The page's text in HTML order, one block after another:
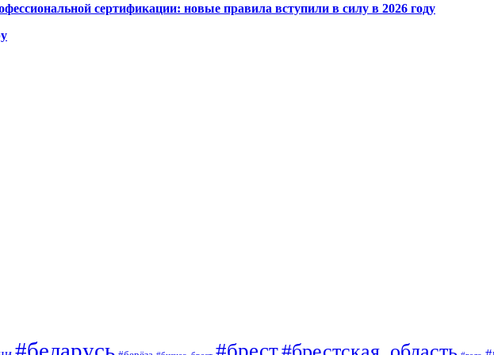
сертификации: новые правила вступили в силу в 2026 году